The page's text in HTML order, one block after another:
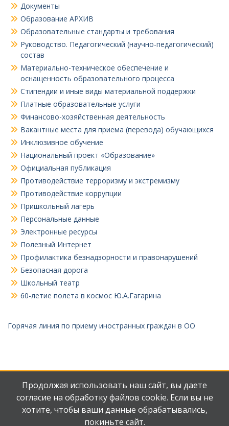
Документы
Образование АРХИВ
Образовательные стандарты и требования
Руководство. Педагогический (научно-педагогический)
состав
Материально-техническое обеспечение и
оснащенность образовательного процесса
Стипендии и иные виды материальной поддержки
Платные образовательные услуги
Финансово-хозяйственная деятельность
Вакантные места для приема (перевода) обучающихся
Инклюзивное обучение
Национальный проект «Образование»
Официальная публикация
Противодействие терроризму и экстремизму
Противодействие коррупции
Пришкольный лагерь
Персональные данные
Электронные ресурсы
Полезный Интернет
Профилактика безнадзорности и правонарушений
Безопасная дорога
Школьный театр
60-летие полета в космос Ю.А.Гагарина
Горячая линия по приему иностранных граждан в ОО
Мы
Наш
Продолжая использовать наш сайт, вы даете
согласие на обработку файлов cookie. Если вы не
хотите, чтобы ваши данные обрабатывались,
покиньте сайт.